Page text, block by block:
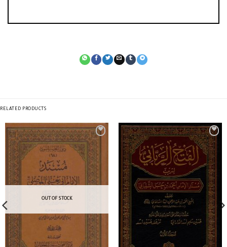
RELATED PRODUCTS
OUT OF STOCK